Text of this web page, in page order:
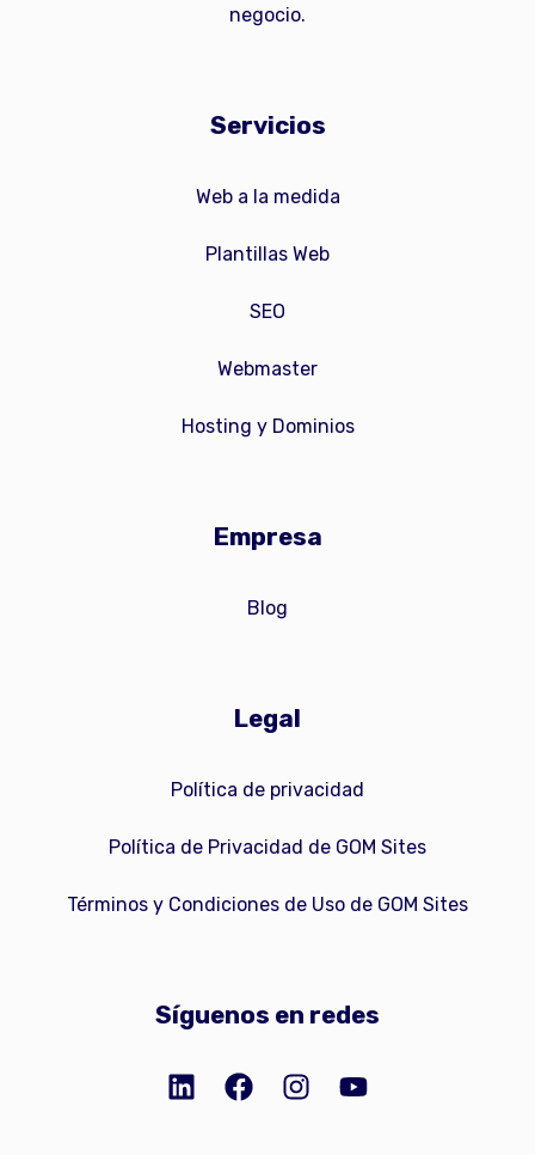
negocio.
Servicios
Web a la medida
Plantillas Web
SEO
Webmaster
Hosting y Dominios
Empresa
Blog
Legal
Política de privacidad
Política de Privacidad de GOM Sites
Términos y Condiciones de Uso de GOM Sites
Síguenos en redes